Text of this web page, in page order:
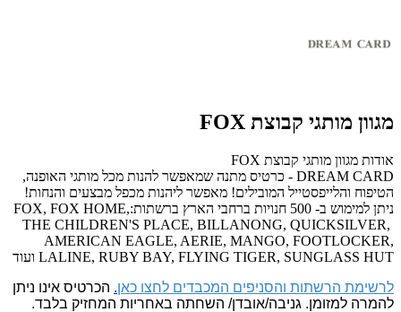
מגוון מותגי קבוצת FOX
אודות מגוון מותגי קבוצת FOX
DREAM CARD - כרטיס מתנה שמאפשר להנות מכל מותגי האופנה,
הטיפוח והלייפסטייל המובילים! מאפשר ליהנות מכפל מבצעים והנחות!
ניתן למימוש ב- 500 חנויות ברחבי הארץ ברשתות:FOX, FOX HOME,
THE CHILDREN'S PLACE, BILLANONG, QUICKSILVER,
AMERICAN EAGLE, AERIE, MANGO, FOOTLOCKER,
LALINE, RUBY BAY, FLYING TIGER, SUNGLASS HUT ועוד
לרשימת הרשתות והסניפים המכבדים לחצו כאן. הכרטיס אינו ניתן
להמרה למזומן. גניבה/אובדן/ השחתה באחריות המחזיק בלבד.